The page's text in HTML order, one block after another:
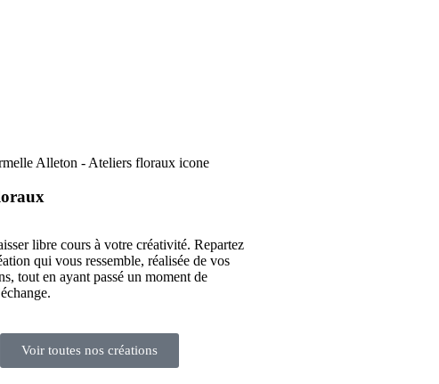
libre cours à votre créativité. Repartez
qui vous ressemble, réalisée de vos
tout en ayant passé un moment de
Voir toutes nos créations